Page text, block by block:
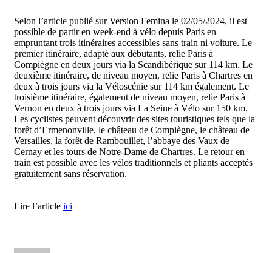
Selon l’article publié sur Version Femina le 02/05/2024, il est
possible de partir en week-end à vélo depuis Paris en
empruntant trois itinéraires accessibles sans train ni voiture. Le
premier itinéraire, adapté aux débutants, relie Paris à
Compiègne en deux jours via la Scandibérique sur 114 km. Le
deuxième itinéraire, de niveau moyen, relie Paris à Chartres en
deux à trois jours via la Véloscénie sur 114 km également. Le
troisième itinéraire, également de niveau moyen, relie Paris à
Vernon en deux à trois jours via La Seine à Vélo sur 150 km.
Les cyclistes peuvent découvrir des sites touristiques tels que la
forêt d’Ermenonville, le château de Compiègne, le château de
Versailles, la forêt de Rambouillet, l’abbaye des Vaux de
Cernay et les tours de Notre-Dame de Chartres. Le retour en
train est possible avec les vélos traditionnels et pliants acceptés
gratuitement sans réservation.
Lire l’article ici